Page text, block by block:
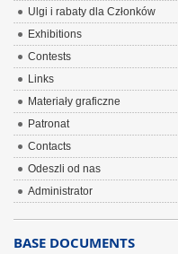
Ulgi i rabaty dla Członków
Exhibitions
Contests
Links
Materiały graficzne
Patronat
Contacts
Odeszli od nas
Administrator
BASE DOCUMENTS